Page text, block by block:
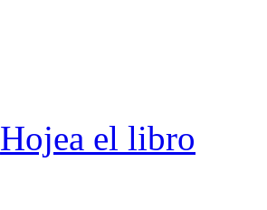
Hojea el libro